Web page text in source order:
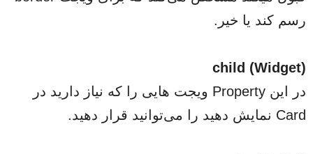
رسم کند یا خیر.
child (Widget)
در این Property ویجت هایی را که نیاز دارید در
Card نمایش دهید را می‌توانید قرار دهید.